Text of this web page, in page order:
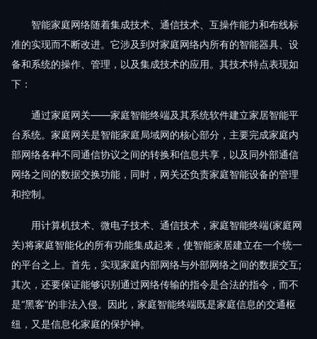
智能家庭网络随着集成技术、通信技术、互操作能力和布线标
准的实现而不断改进。它涉及到对家庭网络内所有的智能器具、设
备和系统的操作、管理，以及集成技术的应用。其技术特点表现如
下：
通过家庭网关——家庭智能终端及其系统软件建立家居智能平
台系统。家庭网关是智能家庭局域网的核心部分，主要完成家庭内
部网络各种不同通信协议之间的转换和信息共享，以及同外部通信
网络之间的数据交换功能，同时，网关还负责家庭智能设备的管理
和控制。
用计算机技术、微电子技术、通信技术，家庭智能终端(家庭网
关)将家庭智能化的所有功能集成起来，使智能家居建立在一个统一
的平台之上。首先，实现家庭内部网络与外部网络之间的数据交互;
其次，还要保证能够识别通过网络传输的指令是合法的指令，而不
是“黑客”的非法入侵。因此，家庭智能终端既是家庭信息的交通枢
纽，又是信息化家庭的保护神。